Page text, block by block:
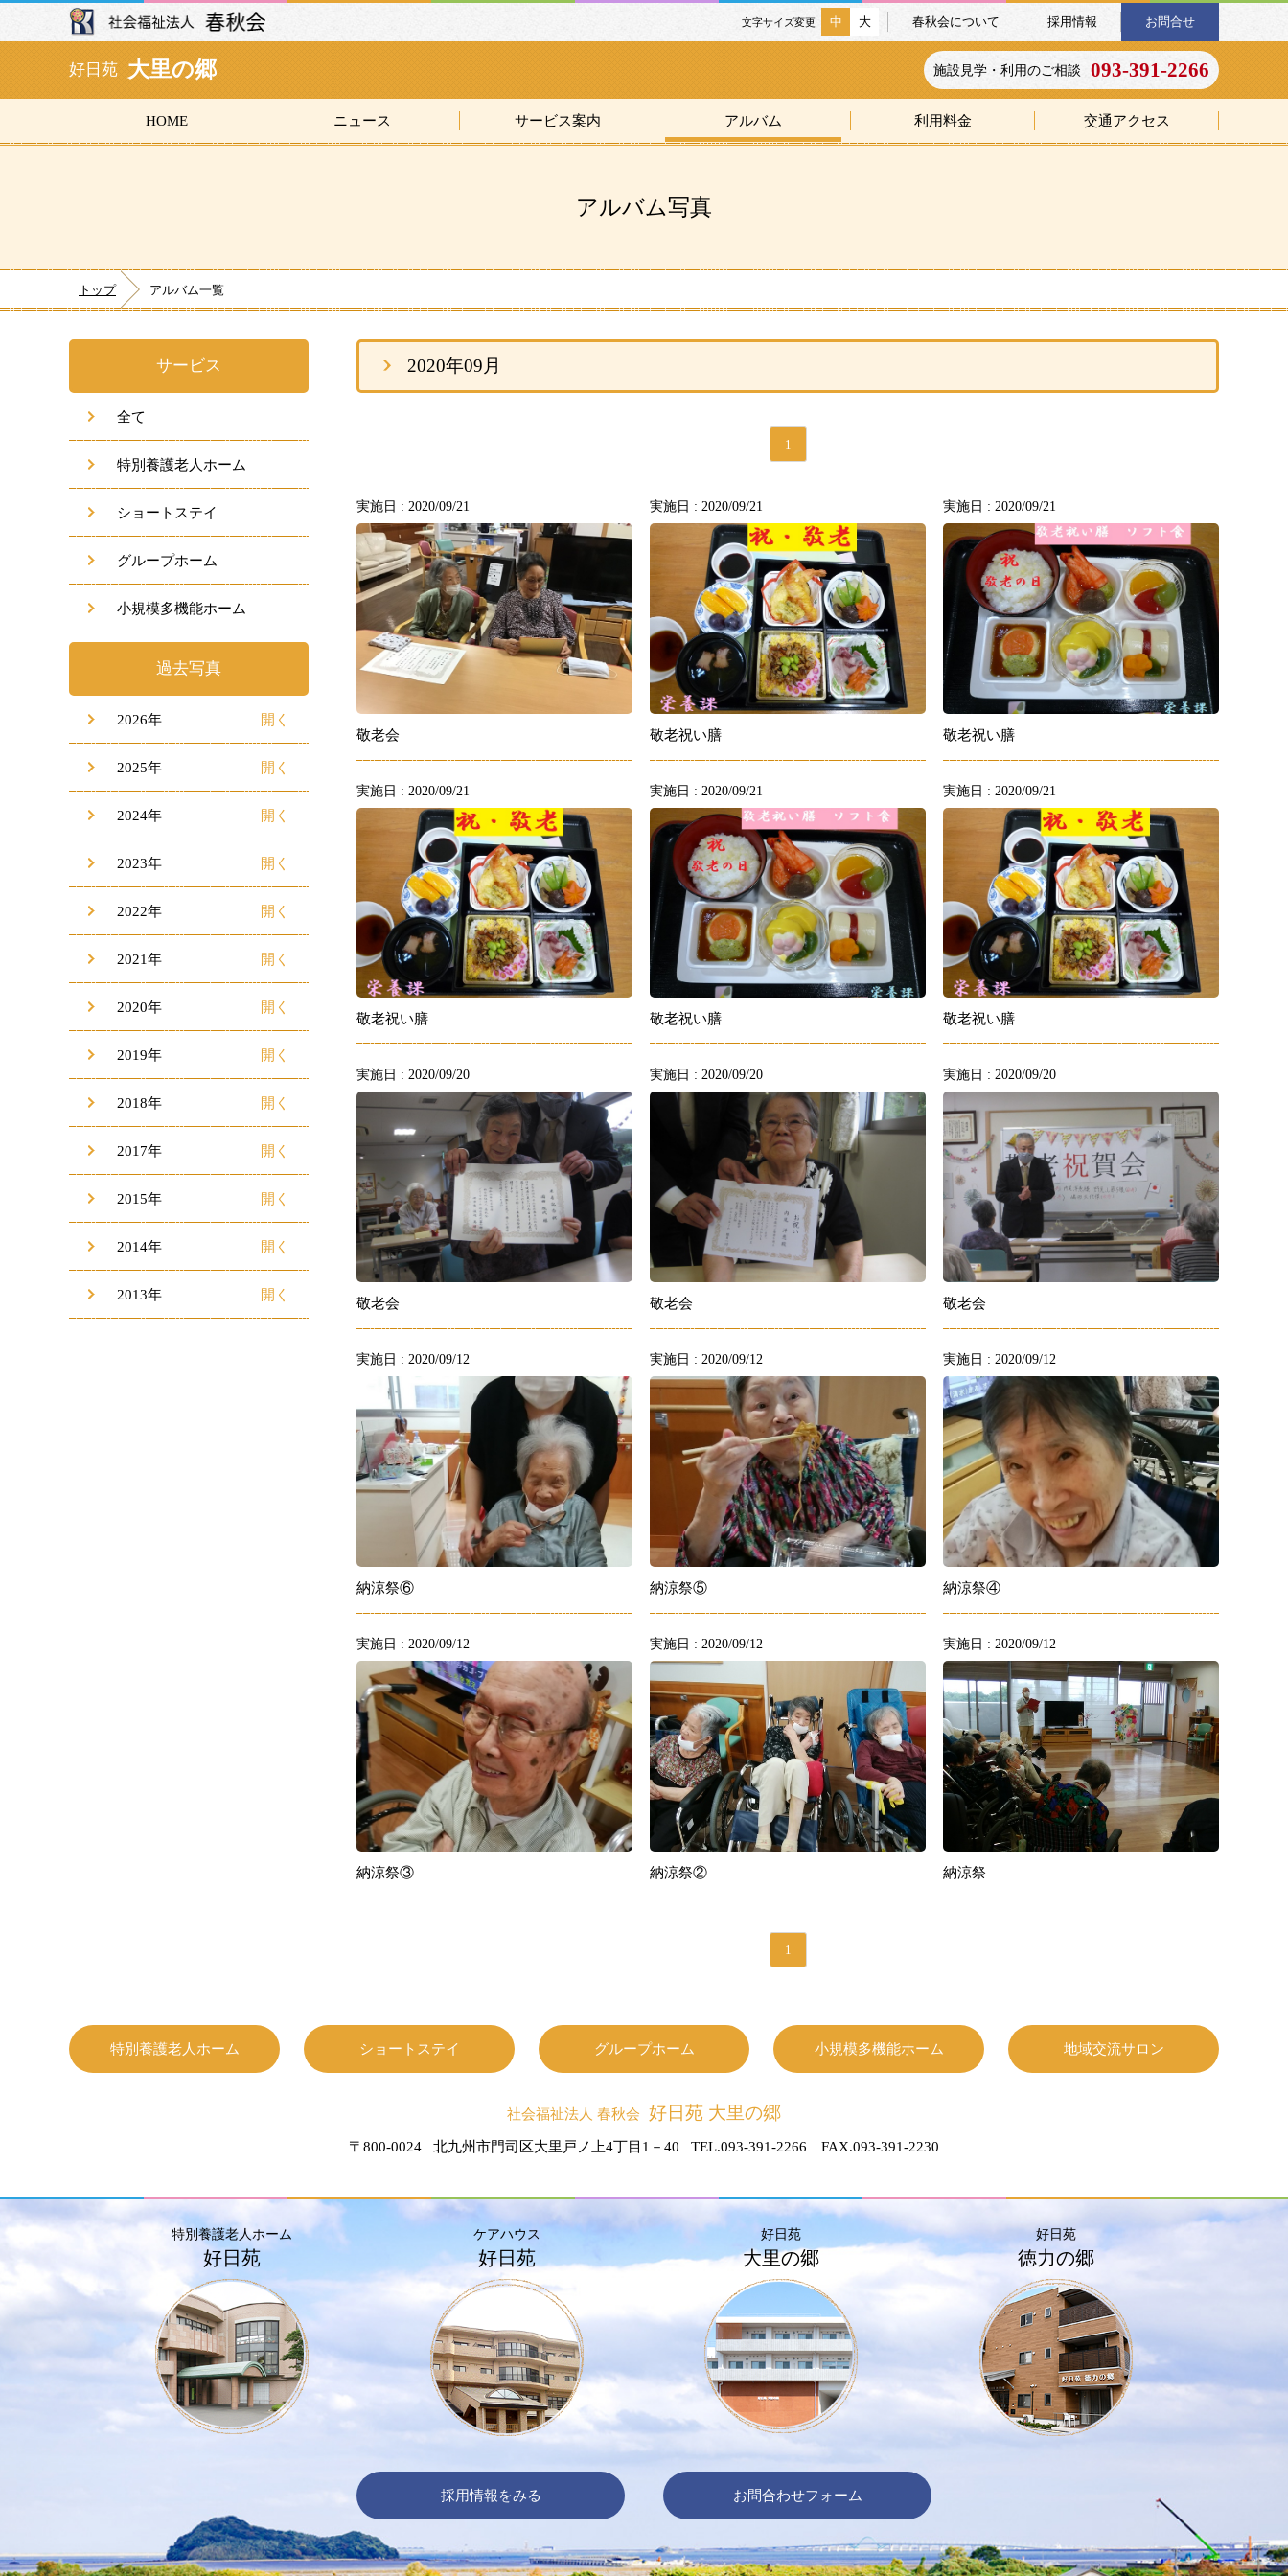
文字サイズ変更 中 大 春秋会について 採用情報 お問合せ
好日苑 大里の郷 施設見学・利用のご相談 093-391-2266
HOME ニュース サービス案内 アルバム 利用料金 交通アクセス
アルバム写真
トップ アルバム一覧
サービス
全て
特別養護老人ホーム
ショートステイ
グループホーム
小規模多機能ホーム
過去写真
2026年
2025年
2024年
2023年
2022年
2021年
2020年
2019年
2018年
2017年
2015年
2014年
2013年
2020年09月
1
実施日 : 2020/09/21
敬老会
実施日 : 2020/09/21
敬老祝い膳
実施日 : 2020/09/21
敬老祝い膳
実施日 : 2020/09/21
敬老祝い膳
実施日 : 2020/09/21
敬老祝い膳
実施日 : 2020/09/21
敬老祝い膳
実施日 : 2020/09/20
敬老会
実施日 : 2020/09/20
敬老会
実施日 : 2020/09/20
敬老会
実施日 : 2020/09/12
納涼祭⑥
実施日 : 2020/09/12
納涼祭⑤
実施日 : 2020/09/12
納涼祭④
実施日 : 2020/09/12
納涼祭③
実施日 : 2020/09/12
納涼祭②
実施日 : 2020/09/12
納涼祭
1
特別養護老人ホーム ショートステイ グループホーム 小規模多機能ホーム 地域交流サロン
社会福祉法人 春秋会 好日苑 大里の郷
〒800-0024 北九州市門司区大里戸ノ上4丁目1－40 TEL.093-391-2266 FAX.093-391-2230
特別養護老人ホーム
好日苑
ケアハウス
好日苑
好日苑
大里の郷
好日苑
徳力の郷
採用情報をみる お問合わせフォーム